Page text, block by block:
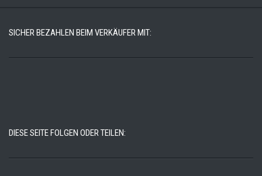
SICHER BEZAHLEN BEIM VERKÄUFER MIT:
DIESE SEITE FOLGEN ODER TEILEN: